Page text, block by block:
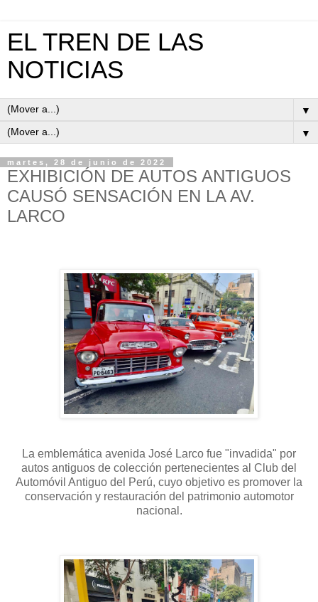
EL TREN DE LAS
NOTICIAS
▼
▼
martes, 28 de junio de 2022
EXHIBICIÓN DE AUTOS ANTIGUOS
CAUSÓ SENSACIÓN EN LA AV.
LARCO
La emblemática avenida José Larco fue "invadida" por
autos antiguos de colección pertenecientes al Club del
Automóvil Antiguo del Perú, cuyo objetivo es promover la
conservación y restauración del patrimonio automotor
nacional.